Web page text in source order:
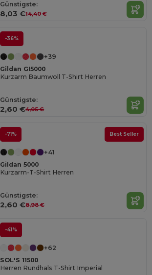
Günstigste:
8,03 €14,40 €
-36%
+39
Gildan GI5000
Kurzarm Baumwoll T-Shirt Herren
Günstigste:
2,60 €4,05 €
-71% Best Seller
+41
Gildan 5000
Kurzarm-T-Shirt Herren
Günstigste:
2,60 €8,98 €
-41%
+62
SOL'S 11500
Herren Rundhals T-Shirt Imperial